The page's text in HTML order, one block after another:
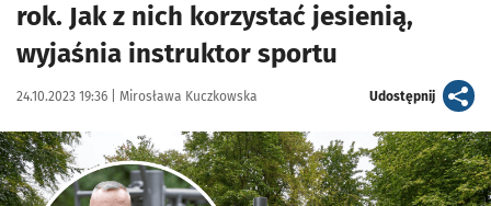
rok. Jak z nich korzystać jesienią,
wyjaśnia instruktor sportu
Data publikacji:
24.10.2023 19:36 | Autor:
Mirosława Kuczkowska Udostępnijartykuł
Kliknij, aby zobaczyć galerię